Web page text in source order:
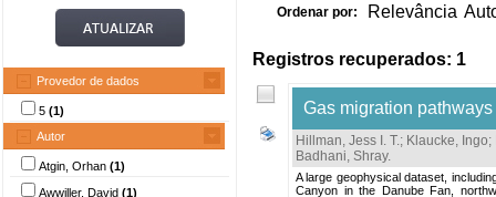
Provedor de dados
5 (1)
Autor
Atgin, Orhan (1)
Awwiller, David (1)
Ordenar por: Relevância
Registros recuperados: 1
Gas migration
Hillman, Jess I. T.; Klaucke, Ingo;
Badhani, Shray.
A large geophysical dataset,
Canyon in the Danube Fan,